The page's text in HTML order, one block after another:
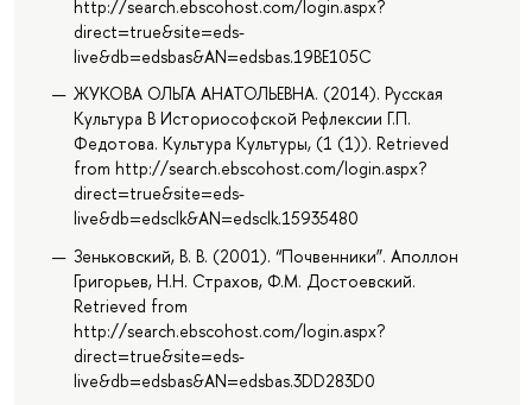
http://search.ebscohost.com/login.aspx?
direct=true&site=eds-
live&db=edsbas&AN=edsbas.19BE105C
ЖУКОВА ОЛЬГА АНАТОЛЬЕВНА. (2014). Русская
Культура В Историософской Рефлексии Г.П.
Федотова. Культура Культуры, (1 (1)). Retrieved
from http://search.ebscohost.com/login.aspx?
direct=true&site=eds-
live&db=edsclk&AN=edsclk.15935480
Зеньковский, В. В. (2001). “Почвенники”. Аполлон
Григорьев, Н.Н. Страхов, Ф.М. Достоевский.
Retrieved from
http://search.ebscohost.com/login.aspx?
direct=true&site=eds-
live&db=edsbas&AN=edsbas.3DD283D0